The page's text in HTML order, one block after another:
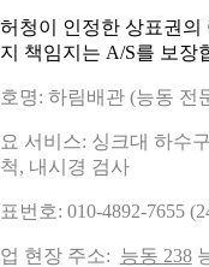
청이 인정한 상표권
책임지는 A/S를 보장
명: 하림배관 (능동 전
서비스: 싱크대 하수
, 내시경 검사
번호: 010-4892-7655
현장 주소: 능동 238